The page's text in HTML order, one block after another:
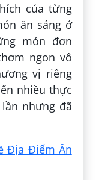
của từng
ăn sáng ở
món đơn
ngon vô
vị riêng
nhiều thực
nhưng đã
Địa Điểm Ăn